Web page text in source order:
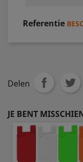
Referentie
Delen
JE BENT